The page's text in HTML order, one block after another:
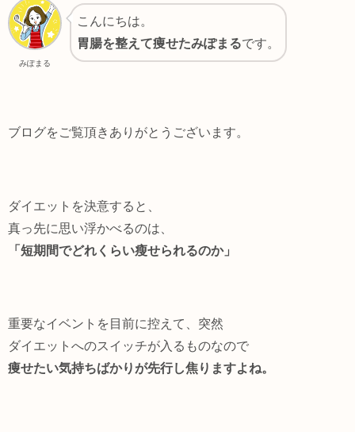
みぽまる
こんにちは。
胃腸を整えて痩せたみぽまるです。
ブログをご覧頂きありがとうございます。
ダイエットを決意すると、
真っ先に思い浮かべるのは、
「短期間でどれくらい瘦せられるのか」
重要なイベントを目前に控えて、突然
ダイエットへのスイッチが入るものなので
痩せたい気持ちばかりが先行し焦りますよね。